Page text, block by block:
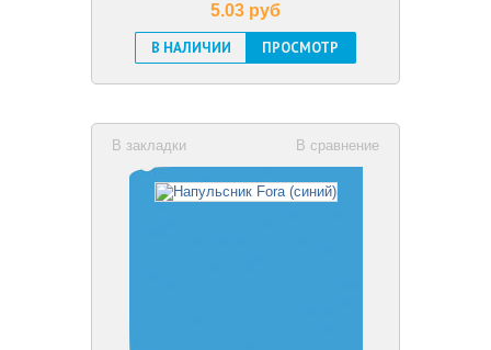
5.03 pуб
В НАЛИЧИИ
ПРОСМОТР
В сравнение
В закладки